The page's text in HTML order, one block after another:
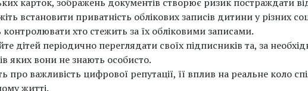
встановити приватність облікових записів дитини у різних
хто стежить за їх обліковими записами.
дітей періодично переглядати своїх підписників та, за
яких вони не знають особисто.
про важливість цифрової репутації, її вплив на реальне коло
житті.